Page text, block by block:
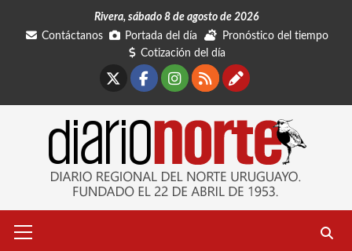
Rivera, sábado 8 de agosto de 2026
Contáctanos
Portada del día
Pronóstico del tiempo
Cotización del día
Facebook
Instagram
RSSContáctanos
primario